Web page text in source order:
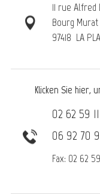
11 rue
Bourg
97418 LA
Klicken Sie hier,
02 62 59 11
06 92 70
Fax: 02 62